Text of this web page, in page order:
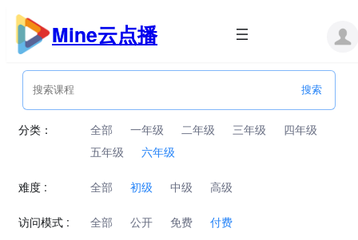
跳
内
Mine云点播
分类： 全部 一年级 二年级 三年级
四年级
五年级
六年级
难度 : 全部 初级 中级 高级
访问模式 : 全部 公开 免费 付费